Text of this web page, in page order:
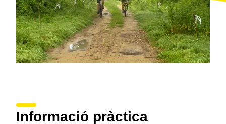
Informació pràctica